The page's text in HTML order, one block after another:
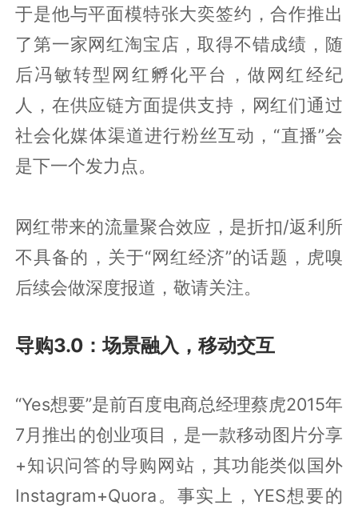
于是他与平面模特张大奕签约，合作推出
了第一家网红淘宝店，取得不错成绩，随
后冯敏转型网红孵化平台，做网红经纪
人，在供应链方面提供支持，网红们通过
社会化媒体渠道进行粉丝互动，“直播”会
是下一个发力点。
网红带来的流量聚合效应，是折扣/返利所
不具备的，关于“网红经济”的话题，虎嗅
后续会做深度报道，敬请关注。
导购3.0：场景融入，移动交互
“Yes想要”是前百度电商总经理蔡虎2015年
7月推出的创业项目，是一款移动图片分享
+知识问答的导购网站，其功能类似国外
Instagram+Quora。事实上，YES想要的